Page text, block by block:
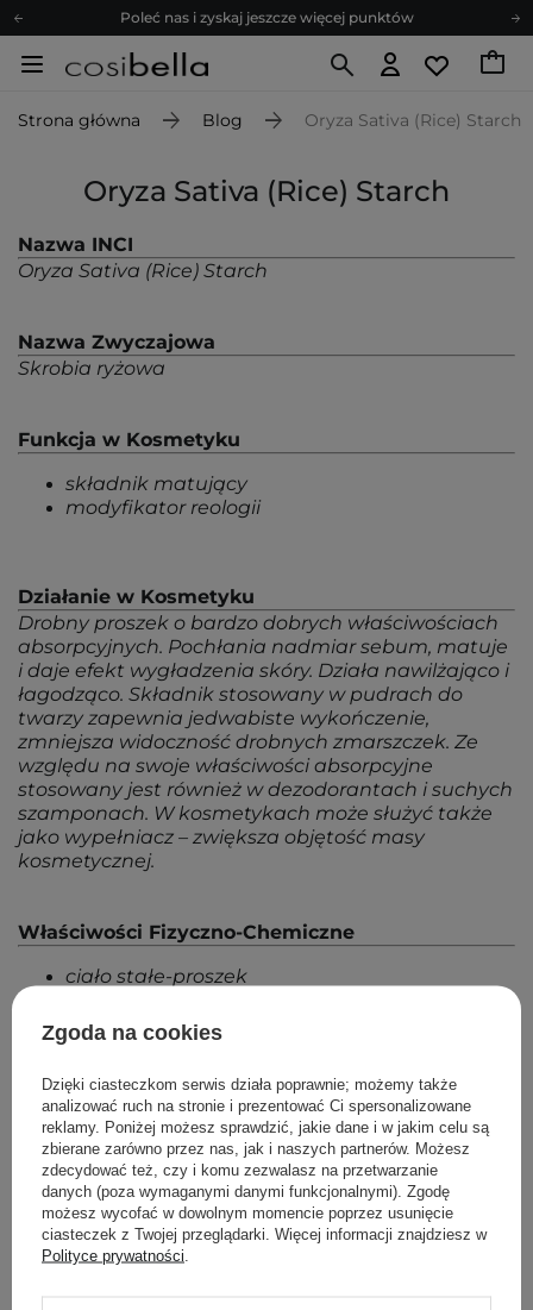
Poleć nas i zyskaj jeszcze więcej punktów
Zapisz się na newsletter pełen porad
Z nami to możliwe! Realizacja zamówienia do 24h.
Zapisz się na newsletter pełen porad
Strona główna Blog Oryza Sativa (Rice) Starch
Oryza Sativa (Rice) Starch
Nazwa INCI
Oryza Sativa (Rice) Starch
Nazwa Zwyczajowa
Skrobia ryżowa
Funkcja w Kosmetyku
składnik matujący
modyfikator reologii
Działanie w Kosmetyku
Drobny proszek o bardzo dobrych właściwościach
absorpcyjnych. Pochłania nadmiar sebum, matuje
i daje efekt wygładzenia skóry. Działa nawilżająco i
łagodząco. Składnik stosowany w pudrach do
twarzy zapewnia jedwabiste wykończenie,
zmniejsza widoczność drobnych zmarszczek. Ze
względu na swoje właściwości absorpcyjne
stosowany jest również w dezodorantach i suchych
szamponach. W kosmetykach może służyć także
jako wypełniacz – zwiększa objętość masy
kosmetycznej.
Właściwości Fizyczno-Chemiczne
ciało stałe-proszek
Powrót do Cosipedii
Pokaż więcej wpisów zListopad 2020
Zgoda na cookies
Dzięki ciasteczkom serwis działa poprawnie; możemy także
analizować ruch na stronie i prezentować Ci spersonalizowane
reklamy. Poniżej możesz sprawdzić, jakie dane i w jakim celu są
zbierane zarówno przez nas, jak i naszych partnerów. Możesz
zdecydować też, czy i komu zezwalasz na przetwarzanie
danych (poza wymaganymi danymi funkcjonalnymi). Zgodę
możesz wycofać w dowolnym momencie poprzez usunięcie
ciasteczek z Twojej przeglądarki. Więcej informacji znajdziesz w
Polityce prywatności